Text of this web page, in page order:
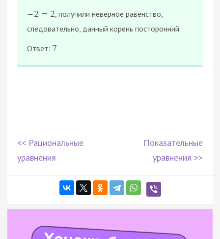
−2 = 2 , получили неверное равенство,
следовательно, данный корень посторонний.
Ответ: 7
<< Рациональные
уравнения
Показательные
уравнения >>